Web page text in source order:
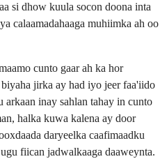
si dhow kuula socon doona inta
calaamadahaaga muhiimka ah oo
cunto gaar ah ka hor
jirka ay had iyo jeer faa'iido
arkaan inay sahlan tahay in cunto
halka kuwa kalena ay door
daryeelka caafimaadku
fiican jadwalkaaga daaweynta.